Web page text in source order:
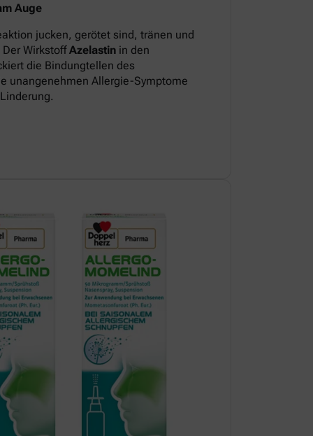
Auge
jucken, gerötet sind, tränen und
WirkstoffAzelastin in den
die Bindungtellen des
unangenehmen Allergie-Symptome